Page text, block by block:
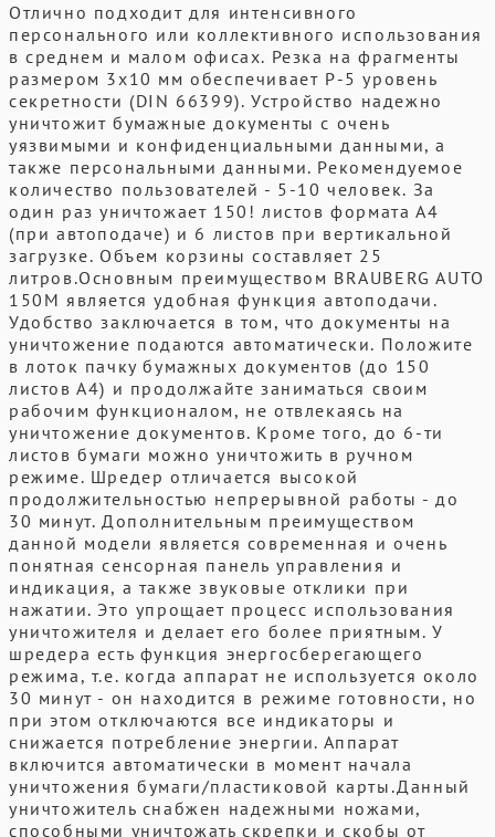
Отлично подходит для интенсивного
персонального или коллективного использования
в среднем и малом офисах. Резка на фрагменты
размером 3x10 мм обеспечивает P-5 уровень
секретности (DIN 66399). Устройство надежно
уничтожит бумажные документы с очень
уязвимыми и конфиденциальными данными, а
также персональными данными. Рекомендуемое
количество пользователей - 5-10 человек. За
один раз уничтожает 150! листов формата А4
(при автоподаче) и 6 листов при вертикальной
загрузке. Объем корзины составляет 25
литров.Основным преимуществом BRAUBERG AUTO
150M является удобная функция автоподачи.
Удобство заключается в том, что документы на
уничтожение подаются автоматически. Положите
в лоток пачку бумажных документов (до 150
листов А4) и продолжайте заниматься своим
рабочим функционалом, не отвлекаясь на
уничтожение документов. Кроме того, до 6-ти
листов бумаги можно уничтожить в ручном
режиме. Шредер отличается высокой
продолжительностью непрерывной работы - до
30 минут. Дополнительным преимуществом
данной модели является современная и очень
понятная сенсорная панель управления и
индикация, а также звуковые отклики при
нажатии. Это упрощает процесс использования
уничтожителя и делает его более приятным. У
шредера есть функция энергосберегающего
режима, т.е. когда аппарат не используется около
30 минут - он находится в режиме готовности, но
при этом отключаются все индикаторы и
снижается потребление энергии. Аппарат
включится автоматически в момент начала
уничтожения бумаги/пластиковой карты.Данный
уничтожитель снабжен надежными ножами,
способными уничтожать скрепки и скобы от